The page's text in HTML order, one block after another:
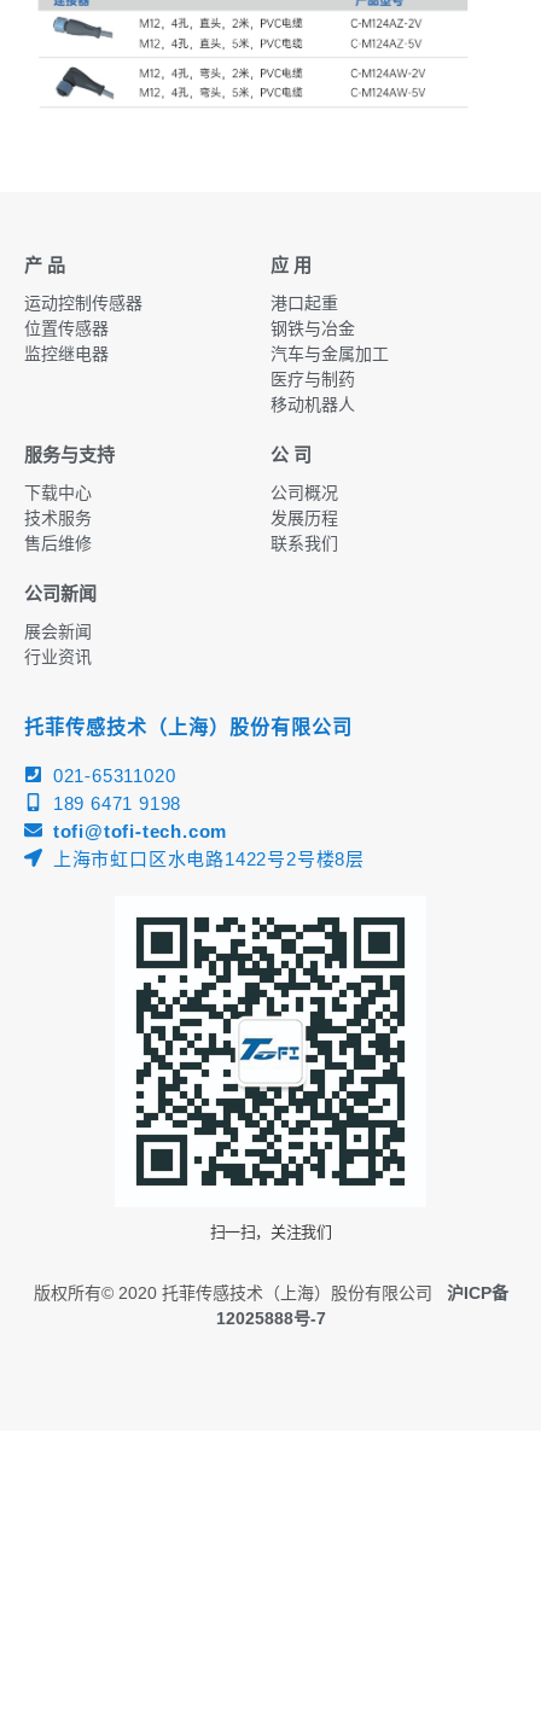
产 品
运动控制传感器
位置传感器
监控继电器
应 用
港口起重
钢铁与冶金
汽车与金属加工
医疗与制药
移动机器人
服务与支持
下载中心
技术服务
售后维修
公 司
公司概况
发展历程
联系我们
公司新闻
展会新闻
行业资讯
托菲传感技术（上海）股份有限公司
021-65311020
189 6471 9198
tofi@tofi-tech.com
上海市虹口区水电路1422号2号楼8层
扫一扫，关注我们
版权所有© 2020 托菲传感技术（上海）股份有限公司
沪ICP备
12025888号-7